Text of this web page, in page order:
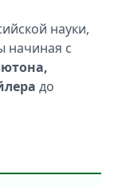
науки,
начиная с
до